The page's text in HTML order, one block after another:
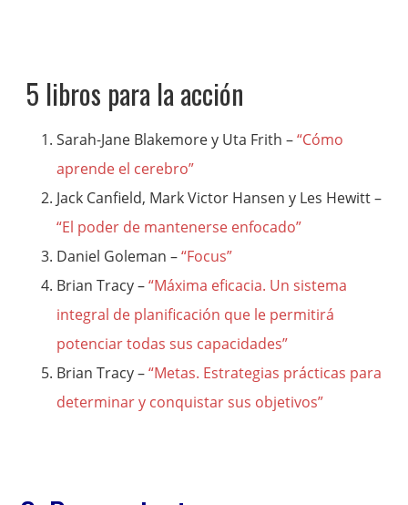
5 libros para la acción
Sarah-Jane Blakemore y Uta Frith –“Cómo
aprende el cerebro”
Jack Canfield, Mark Victor Hansen y Les Hewitt –
“El poder de mantenerse enfocado”
Daniel Goleman –“Focus”
Brian Tracy –“Máxima eficacia. Un sistema
integral de planificación que le permitirá
potenciar todas sus capacidades”
Brian Tracy –“Metas. Estrategias prácticas para
determinar y conquistar sus objetivos”